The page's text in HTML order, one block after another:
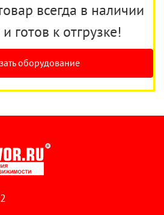
всегда в наличии
готов к отгрузке!
оборудование